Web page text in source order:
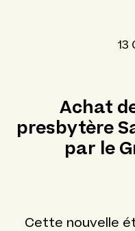
13
Achat
presbytère
par le
Cette nouvelle